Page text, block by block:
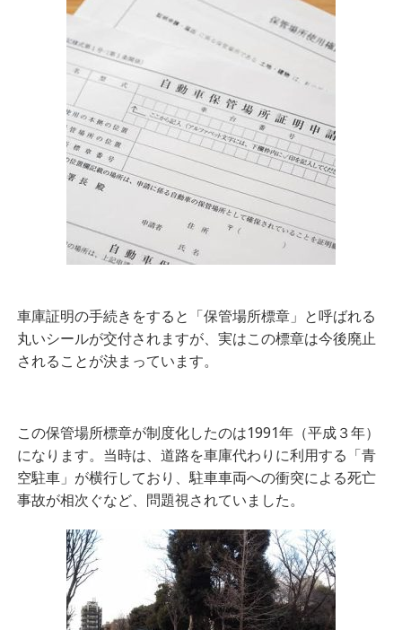
車庫証明の手続きをすると「保管場所標章」と呼ばれる
丸いシールが交付されますが、実はこの標章は今後廃止
されることが決まっています。
この保管場所標章が制度化したのは1991年（平成３年）
になります。当時は、道路を車庫代わりに利用する「青
空駐車」が横行しており、駐車車両への衝突による死亡
事故が相次ぐなど、問題視されていました。